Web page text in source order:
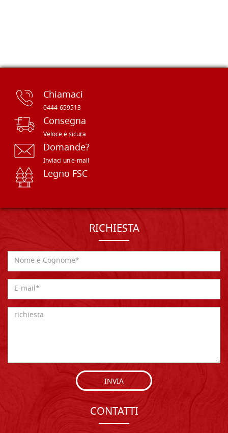
Chiamaci
0444-659513
Consegna
Veloce e sicura
Domande?
Inviaci un'e-mail
Legno FSC
RICHIESTA
INVIA
CONTATTI